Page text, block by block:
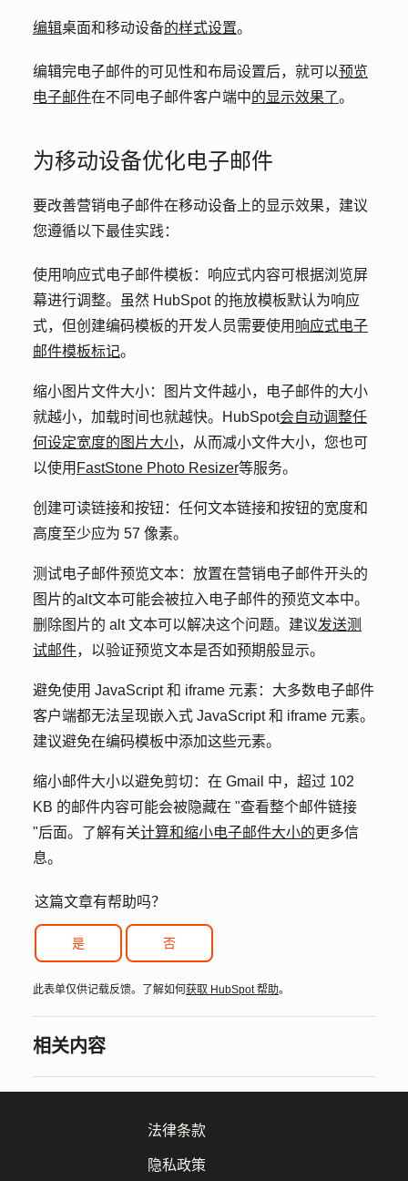
编辑桌面和移动设备的样式设置。
编辑完电子邮件的可见性和布局设置后，就可以预览
电子邮件在不同电子邮件客户端中的显示效果了。
为移动设备优化电子邮件
要改善营销电子邮件在移动设备上的显示效果，建议
您遵循以下最佳实践：
使用响应式电子邮件模板 ：响应式内容可根据浏览屏
幕进行调整。虽然 HubSpot 的拖放模板默认为响应
式，但创建编码模板的开发人员需要使用 响应式电子
邮件模板标记。
缩小图片文件大小：图片文件越小，电子邮件的大小
就越小，加载时间也就越快。HubSpot会自动调整任
何设定宽度的图片大小，从而减小文件大小，您也可
以使用 FastStone Photo Resizer等服务。
创建可读链接和按钮 ：任何文本链接和按钮的宽度和
高度至少应为 57 像素。
测试电子邮件预览文本：放置在营销电子邮件开头的
图片的alt文本可能会被拉入电子邮件的预览文本中。
删除图片的 alt 文本可以解决这个问题。建议发送测
试邮件，以验证预览文本是否如预期般显示。
避免使用 JavaScript 和 iframe 元素：大多数电子邮件
客户端都无法呈现嵌入式 JavaScript 和 iframe 元素。
建议避免在编码模板中添加这些元素。
缩小邮件大小以避免剪切 ：在 Gmail 中，超过 102
KB 的邮件内容可能会被隐藏在 "查看整个邮件链接
"后面。了解有关计算和缩小电子邮件大小的更多信
息。
这篇文章有帮助吗？
是 否
此表单仅供记载反馈。了解如何 获取 HubSpot 帮助。
相关内容
法律条款
隐私政策